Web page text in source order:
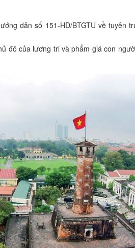
dẫn số 151-HD/BTGTU về tuyên
đô của lương tri và phẩm giá con